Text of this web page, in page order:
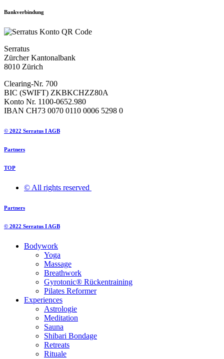
Bankverbindung
Serratus
Zürcher Kantonalbank
8010 Zürich
Clearing-Nr. 700
BIC (SWIFT) ZKBKCHZZ80A
Konto Nr. 1100-0652.980
IBAN CH73 0070 0110 0006 5298 0
© 2022 Serratus I AGB
Partners
TOP
© All rights reserved ​
Partners
© 2022 Serratus I AGB
Bodywork
Yoga
Massage
Breathwork
Gyrotonic® Rückentraining
Pilates Reformer
Experiences
Astrologie
Meditation
Sauna
Shibari Bondage
Retreats
Rituale